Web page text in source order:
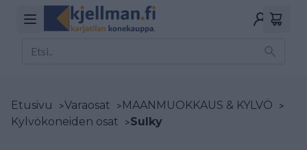
Etusivu >Varaosat >MAANMUOKKAUS & KYLVÖ >
Kylvökoneiden osat >Sulky